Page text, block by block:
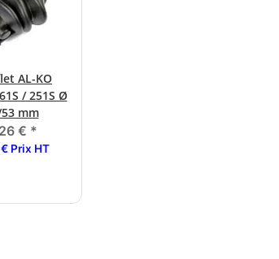
AL-KO
/ 251S Ø
mm
€ *
Prix HT